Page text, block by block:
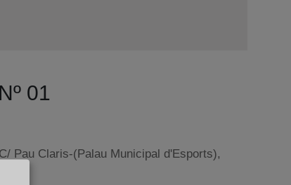
01
Pau Claris-(Palau Municipal d'Esports),